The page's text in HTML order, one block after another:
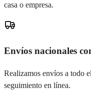
casa o empresa.
Envíos nacionales
Realizamos envíos a todo
seguimiento en línea.